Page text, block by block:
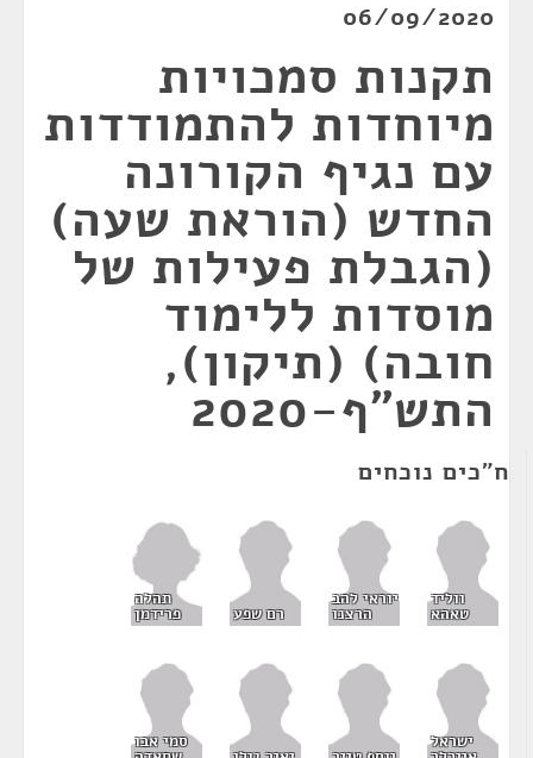
06/09/2020
תקנות סמכויות
מיוחדות להתמודדות
עם נגיף הקורונה
החדש (הוראת שעה)
(הגבלת פעילות של
מוסדות ללימוד
חובה) (תיקון),
התש"ף-2020
ח"כים נוכחים
ווליד
טאהא
יוראי להב
הרצנו רם שפע
תהלה
פרידמן
ישראל סמי אבו